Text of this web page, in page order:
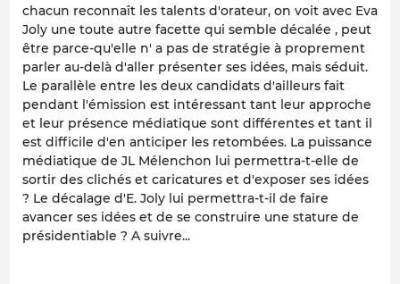
chacun reconnaît les talents d'orateur, on voit avec Eva
Joly une toute autre facette qui semble décalée , peut
être parce-qu'elle n' a pas de stratégie à proprement
parler au-delà d'aller présenter ses idées, mais séduit.
Le parallèle entre les deux candidats d'ailleurs fait
pendant l'émission est intéressant tant leur approche
et leur présence médiatique sont différentes et tant il
est difficile d'en anticiper les retombées. La puissance
médiatique de JL Mélenchon lui permettra-t-elle de
sortir des clichés et caricatures et d'exposer ses idées
? Le décalage d'E. Joly lui permettra-t-il de faire
avancer ses idées et de se construire une stature de
présidentiable ? A suivre...